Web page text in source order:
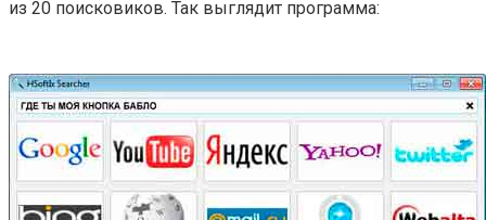
из 20 поисковиков. Так выглядит программа: